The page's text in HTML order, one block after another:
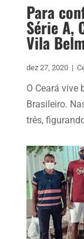
Para
Série A,
Vila
dez 27, 2020 |
O Ceará vive
Brasileiro.
três,